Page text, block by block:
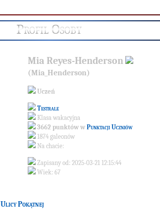
Profil Osoby
Mia Reyes-Henderson
(Mia_Henderson)
Uczeń
Testrale
Klasa wakacyjna
3662 punktów w Punktacji Uczniów
1874 galeonów
Na chacie:
Zapisany od: 2025-03-21 12:15:44
Wiek: 67
Ulicy Pokątnej